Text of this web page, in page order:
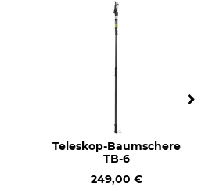
Teleskop-Baumschere
TB-6
249,00 €